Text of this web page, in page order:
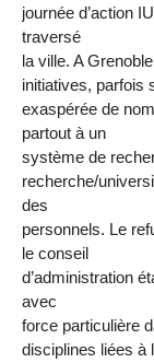
journée d’action
traversé
la ville. A
initiatives, parfois
exaspérée de
partout à un
système de
recherche/
des
personnels. Le
le conseil
d’administration
avec
force particulière
disciplines liées à